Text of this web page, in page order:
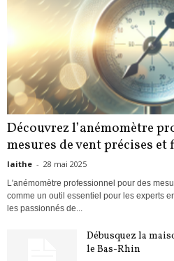
Découvrez l’anémomètre
mesures de vent précises et
laithe - 28 mai 2025
L'anémomètre professionnel pour des
comme un outil essentiel pour les experts
les passionnés de...
Débusquez la
le Bas-Rhin